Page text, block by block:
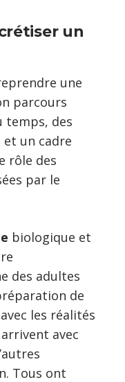
un
une
parcours
temps, des
et un cadre
rôle des
par le
biologique et
des adultes
de
les réalités
avec
Tous ont